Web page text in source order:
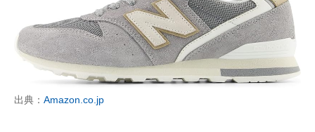
出典： Amazon.co.jp